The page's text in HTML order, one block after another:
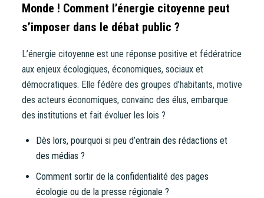
Monde ! Comment l’énergie citoyenne peut
s’imposer dans le débat public ?
L’énergie citoyenne est une réponse positive et fédératrice
aux enjeux écologiques, économiques, sociaux et
démocratiques. Elle fédère des groupes d’habitants, motive
des acteurs économiques, convainc des élus, embarque
des institutions et fait évoluer les lois ?
Dès lors, pourquoi si peu d’entrain des rédactions et
des médias ?
Comment sortir de la confidentialité des pages
écologie ou de la presse régionale ?